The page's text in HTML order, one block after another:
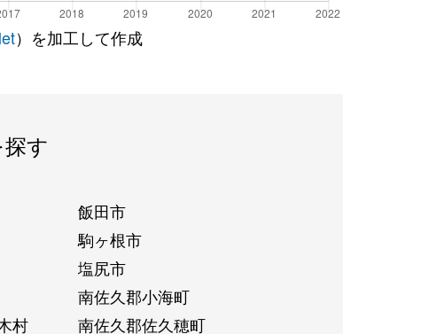
）を加工して作成
す
飯田市
駒ヶ根市
塩尻市
南佐久郡小海町
村 南佐久郡佐久穂町